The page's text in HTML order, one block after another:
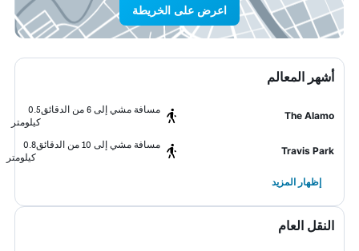
اعرض على الخريطة
أشهر المعالم
The Alamo
مسافة مشي إلى 6 من الدقائق
0.5
كيلومتر
Travis Park
مسافة مشي إلى 10 من الدقائق
0.8
كيلومتر
إظهار المزيد
النقل العام